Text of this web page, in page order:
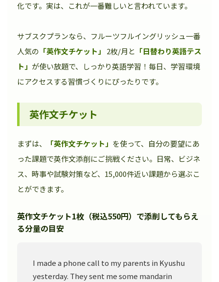
化です。実は、これが一番難しいと言われています。
サブスクプランなら、フルーツフルイングリッシュ一番
人気の 「英作文チケット」 2枚/月と 「日替わり英語テス
ト」 が使い放題で、しっかり英語学習！毎日、学習環境
にアクセスする習慣づくりにぴったりです。
英作文チケット
まずは、 「英作文チケット」 を使って、自分の要望にあ
った課題で英作文添削にご挑戦ください。日常、ビジネ
ス、時事や試験対策など、15,000件近い課題から選ぶこ
とができます。
英作文チケット1枚（税込550円）で添削してもらえ
る分量の目安
I made a phone call to my parents in Kyushu
yesterday. They sent me some mandarin